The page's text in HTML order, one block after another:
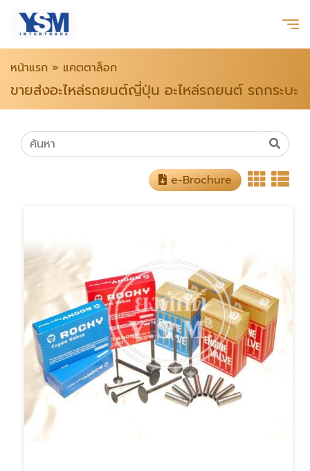
หน้าแรก » แคตตาล็อก
ขายส่งอะไหล่รถยนต์ญี่ปุ่น อะไหล่รถยนต์ รถกระบะ
e-Brochure